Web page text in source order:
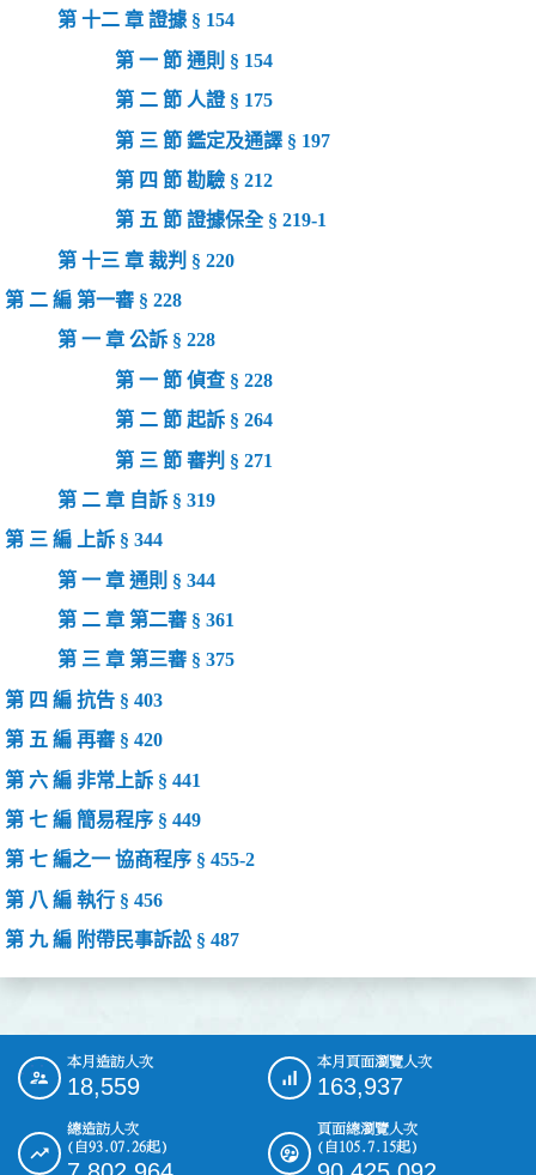
第 十二 章 證據 § 154
第 一 節 通則 § 154
第 二 節 人證 § 175
第 三 節 鑑定及通譯 § 197
第 四 節 勘驗 § 212
第 五 節 證據保全 § 219-1
第 十三 章 裁判 § 220
第 二 編 第一審 § 228
第 一 章 公訴 § 228
第 一 節 偵查 § 228
第 二 節 起訴 § 264
第 三 節 審判 § 271
第 二 章 自訴 § 319
第 三 編 上訴 § 344
第 一 章 通則 § 344
第 二 章 第二審 § 361
第 三 章 第三審 § 375
第 四 編 抗告 § 403
第 五 編 再審 § 420
第 六 編 非常上訴 § 441
第 七 編 簡易程序 § 449
第 七 編之一 協商程序 § 455-2
第 八 編 執行 § 456
第 九 編 附帶民事訴訟 § 487
::: 本月造訪人次
18,559
本月頁面瀏覽人次
163,937
總造訪人次
(自93.07.26起)
頁面總瀏覽人次
(自105.7.15起)